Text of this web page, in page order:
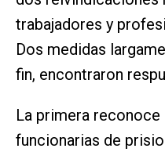
trabajadores y
Dos medidas
fin, encontraron
La primera
funcionarias de